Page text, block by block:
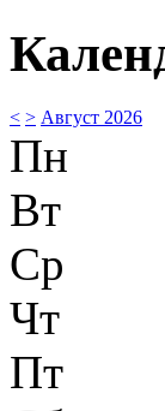
< > Август 2026
Пн
Вт
Ср
Чт
Пт